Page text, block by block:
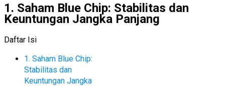
1. Saham Blue Chip: Stabilitas dan
Keuntungan Jangka Panjang
Daftar Isi
1. Saham Blue Chip:
Stabilitas dan
Keuntungan Jangka